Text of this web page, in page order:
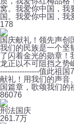
窝。我爱你中国，我
国。我爱你中国，我
178
国庆献礼！领先声创
我们的民族是一个坚
了闪着金光的勋章！
龙正以不可阻挡之势
----------------值此祖
献礼！用我们的声音
国篇章，歌颂我们的
86076
刑法国庆
261.7万